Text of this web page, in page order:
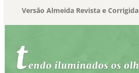
Versão Almeida Revista e Corrigida